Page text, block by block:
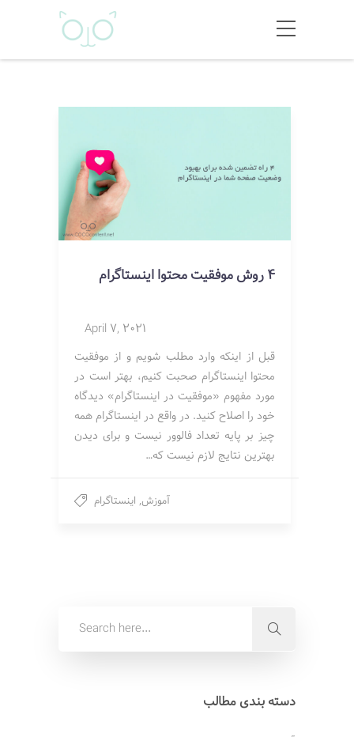
4 روش موفقیت محتوا اینستاگرام
April 7, 2021
قبل از اینکه وارد مطلب شویم و از موفقیت
محتوا اینستاگرام صحبت کنیم، بهتر است در
مورد مفهوم «موفقیت در اینستاگرام» دیدگاه
خود را اصلاح کنید. در واقع در اینستاگرام همه
چیز بر پایه تعداد فالوور نیست و برای دیدن
بهترین نتایج لازم نیست که…
آموزش, اینستاگرام
دسته بندی مطالب